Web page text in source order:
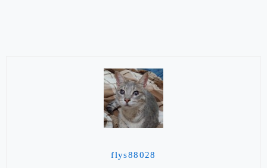
flys88028